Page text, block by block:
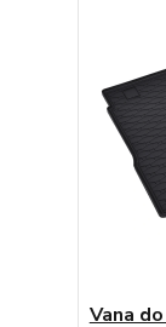
Vana